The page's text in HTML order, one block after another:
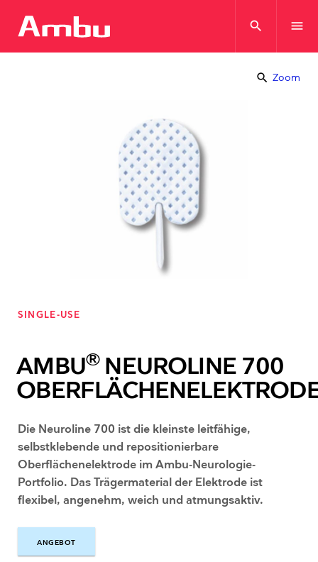
search menu
SINGLE-USE
AMBU®NEUROLINE 700
Die Neuroline 700 ist die kleinste leitfähige,
selbstklebende und repositionierbare
Oberflächenelektrode im Ambu-Neurologie-
Portfolio. Das Trägermaterial der Elektrode ist
flexibel, angenehm, weich und atmungsaktiv.
ANGEBOT
search Zoom